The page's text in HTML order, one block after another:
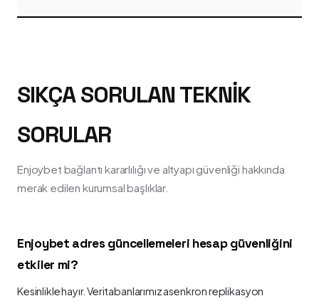
SIKÇA SORULAN TEKNIK
SORULAR
Enjoybet bağlantı kararlılığı ve altyapı güvenliği hakkında
merak edilen kurumsal başlıklar.
Enjoybet adres güncellemeleri hesap güvenliğini
etkiler mi?
Kesinlikle hayır. Veritabanlarımız asenkron replikasyon